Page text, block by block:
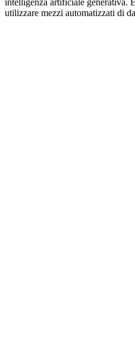
intelligenza artificiale generativa.
utilizzare mezzi automatizzati di